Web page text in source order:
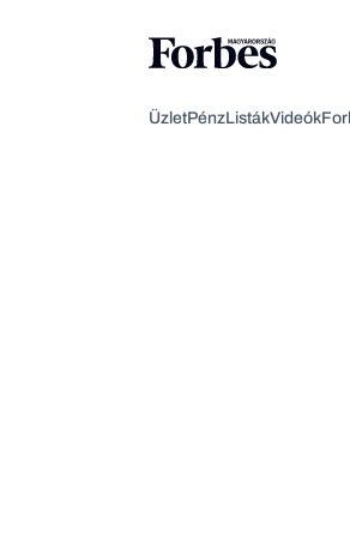
ÜzletPénzListákVideók